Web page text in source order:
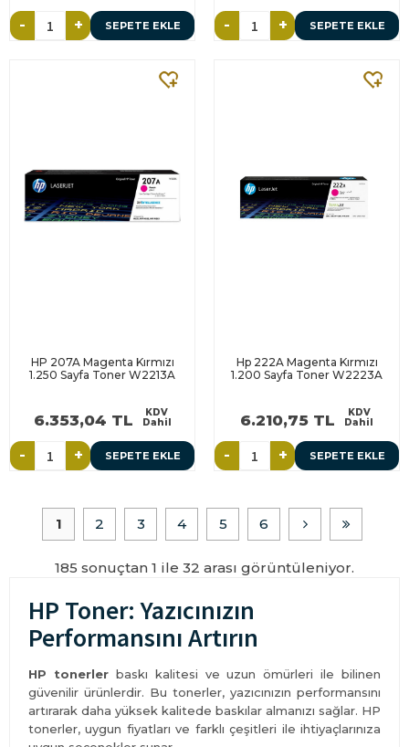
- + SEPETE EKLE - + SEPETE EKLE
HP 207A Magenta Kırmızı
1.250 Sayfa Toner W2213A
6.353,04 TL
KDV
Dahil
- + SEPETE EKLE
Hp 222A Magenta Kırmızı
1.200 Sayfa Toner W2223A
6.210,75 TL
KDV
Dahil
- + SEPETE EKLE
1 2 3 4 5 6
185 sonuçtan 1 ile 32 arası görüntüleniyor.
HP Toner: Yazıcınızın
Performansını Artırın
HP tonerlerbaskı kalitesi ve uzun ömürleri ile bilinen
güvenilir ürünlerdir. Bu tonerler, yazıcınızın performansını
artırarak daha yüksek kalitede baskılar almanızı sağlar. HP
tonerler, uygun fiyatları ve farklı çeşitleri ile ihtiyaçlarınıza